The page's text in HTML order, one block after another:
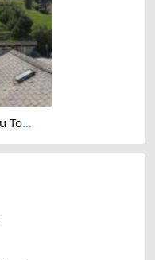
Mont-Noble: Nax - Nax Office du Tourisme